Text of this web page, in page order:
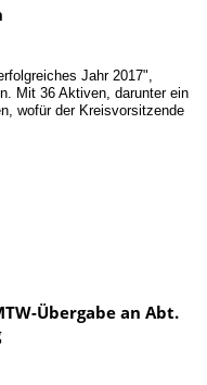
Jahr 2017",
Mit 36 Aktiven, darunter ein
wofür der Kreisvorsitzende
Übergabe an Abt.